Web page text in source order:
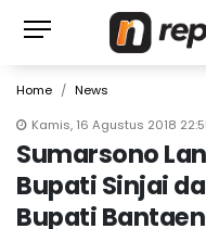
Home
News
Kamis, 16 Agustus 2018
Sumarsono
Bupati Sinjai
Bupati